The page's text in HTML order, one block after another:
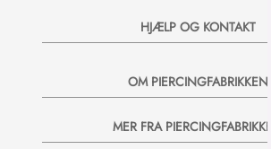
HJÆLP OG KONTAKT
OM PIERCINGFABRIKKEN
MER FRA
Vil du have
Bliv en del af
nyheder og vilde
20% rabatkode til